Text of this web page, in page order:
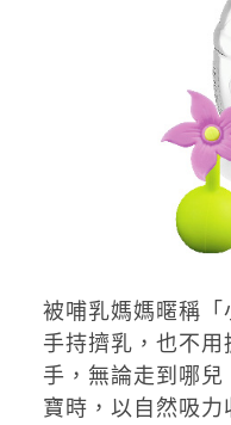
被哺乳媽媽暱稱
手持擠乳，也不
手，無論走到哪
寶時，以自然吸